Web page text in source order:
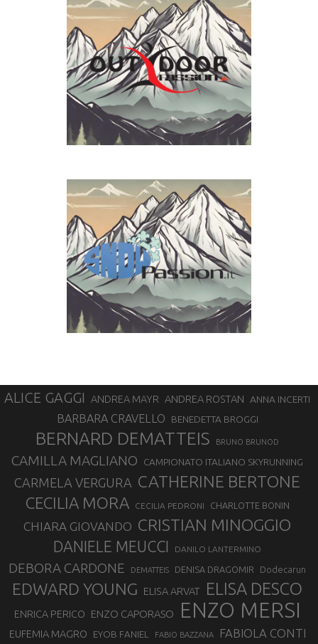
ALICE GAGGI ANDREA MAYR ANDREA ROSTAN ANNA INCERTI
BARBARA CRAVELLO BENEDETTA BROGGI
BERNARD DEMATTEIS BRUNO BRUNOD
CAMILLA MAGLIANO CAMPIONATO ITALIANO SKYRUNNING
CARMELA VERGURA CATHERINE BERTONE
CECILIA MORA CECILIA PEDRONI CHARLOTTE BONIN
CHIARA GIOVANDO CRISTIAN MINOGGIO
DANIELE MEUCCI DANILO LANTERMINO
DEBORA CARDONE DEMATTEIS DENISA DRAGOMIR Dodecarun
EDWARD YOUNG ELISA ARVAT ELISA DESCO
ENRICA PERICO ENZO CAPORASO ENZO MERSI
EUFEMIA MAGRO EYOB FANIEL FABIO BAZZANA FABIOLA CONTI